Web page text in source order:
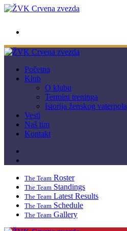
Početna
Klub
O klubu
Termini treninga
Istorija ženskog vaterpola
Vesti
Naš tim
Kontakt
The Team Roster
The Team Standings
The Team Latest Results
The Team Schedule
The Team Gallery